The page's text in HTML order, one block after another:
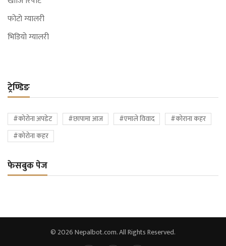
फोटो ग्यालरी
भिडियो ग्यालरी
ट्रेण्डिङ
#कोरोना अपडेट #छापामा आज #एमाले विवाद
#कोराना कहर
#कोरोना कहर
फेसबुक पेज
© 2026 Nepalbot.com. All Rights Reserved.